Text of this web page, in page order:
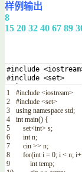
样例输出
8
15 20 32 40 67 89
1
2
3
4
5
6
7
8
9
#include <iostream>
#include <set>
using namespace std;
int main() {
set<int> s;
int n;
cin >> n;
for(int i = 0; i < n; i
int temp;